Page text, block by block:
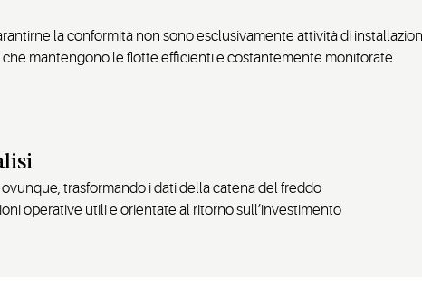
la conformità non sono esclusivamente attività di
che mantengono le flotte efficienti e costantemente monitorate.
trasformando i dati della catena del freddo
operative utili e orientate al ritorno sull’investimento